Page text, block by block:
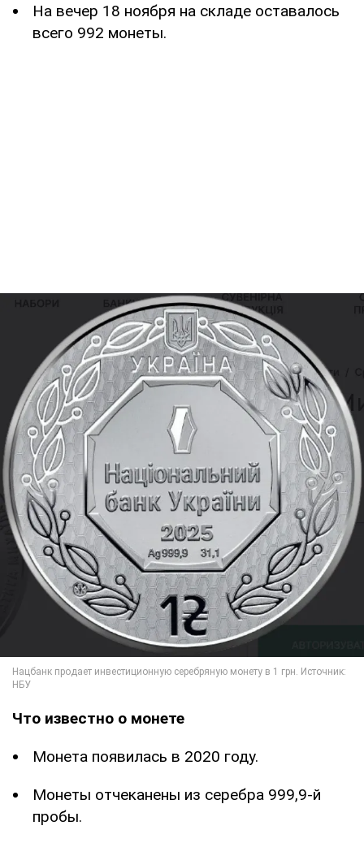
На вечер 18 ноября на складе оставалось
всего 992 монеты.
Что известно о монете
Монета появилась в 2020 году.
Монеты отчеканены из серебра 999,9-й
пробы.